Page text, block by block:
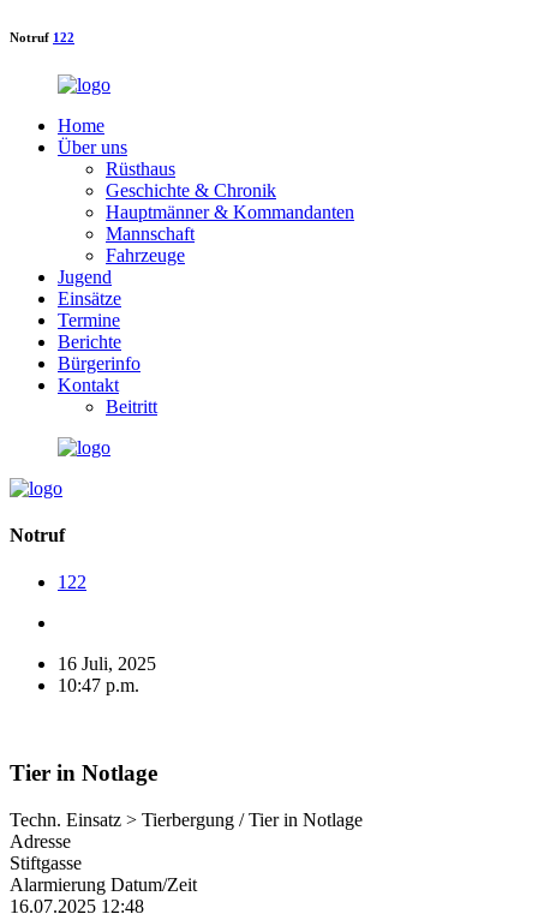
Notruf 122
Home
Über uns
Rüsthaus
Geschichte & Chronik
Hauptmänner & Kommandanten
Mannschaft
Fahrzeuge
Jugend
Einsätze
Termine
Berichte
Bürgerinfo
Kontakt
Beitritt
Notruf
122
16 Juli, 2025
10:47 p.m.
Tier in Notlage
Techn. Einsatz > Tierbergung / Tier in Notlage
Adresse
Stiftgasse
Alarmierung Datum/Zeit
16.07.2025 12:48